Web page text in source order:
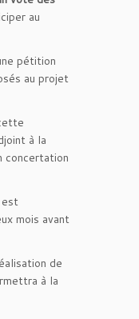
au
pétition
au projet
à la
concertation
mois avant
de
à la